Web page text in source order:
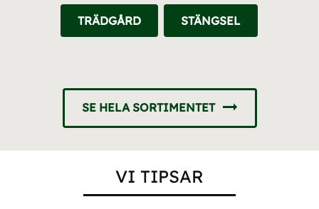
TRÄDGÅRD STÄNGSEL
SE HELA SORTIMENTET
VI TIPSAR